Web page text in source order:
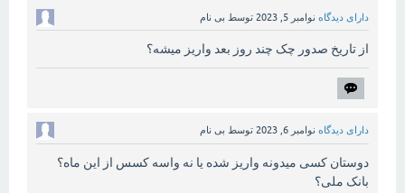
دارای دیدگاه نوامبر 5, 2023 توسط بی نام
از تاریخ صدور چک چند روز بعد واریز میشه؟
دارای دیدگاه نوامبر 6, 2023 توسط بی نام
دوستان کسی میدونه واریز شده یا نه واسه کسس از این ماه؟
بانک ملی؟